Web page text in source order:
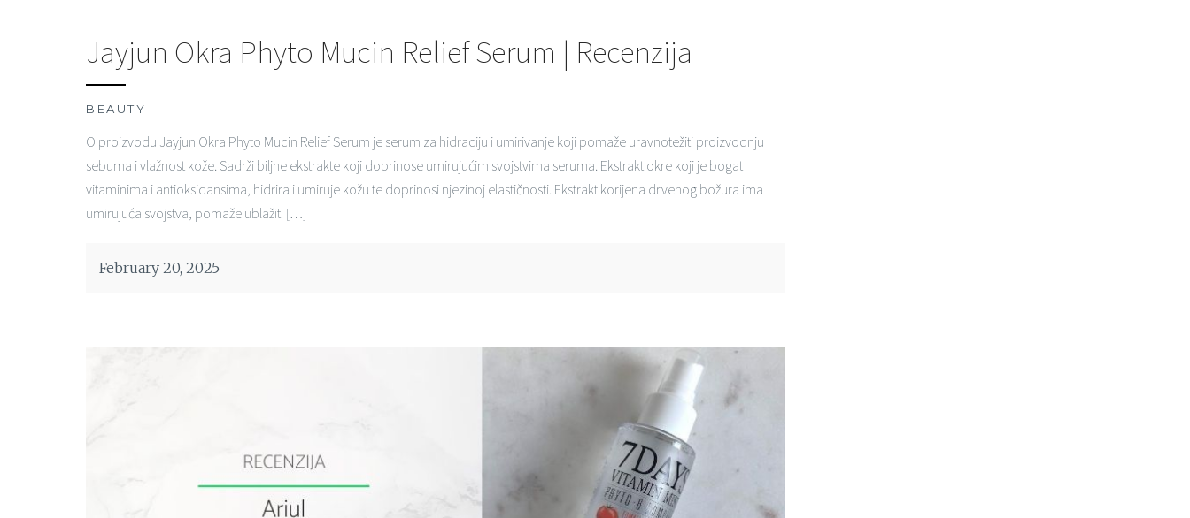
Jayjun Okra Phyto Mucin Relief Serum | Recenzija
BEAUTY
O proizvodu Jayjun Okra Phyto Mucin Relief Serum je serum za hidraciju i umirivanje koji pomaže uravnotežiti proizvodnju
sebuma i vlažnost kože. Sadrži biljne ekstrakte koji doprinose umirujućim svojstvima seruma. Ekstrakt okre koji je bogat
vitaminima i antioksidansima, hidrira i umiruje kožu te doprinosi njezinoj elastičnosti. Ekstrakt korijena drvenog božura ima
umirujuća svojstva, pomaže ublažiti […]
February 20, 2025